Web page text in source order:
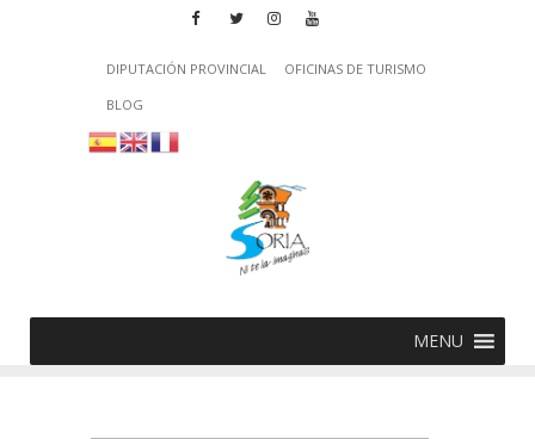
DIPUTACIÓN PROVINCIAL
OFICINAS DE TURISMO
BLOG
MENU